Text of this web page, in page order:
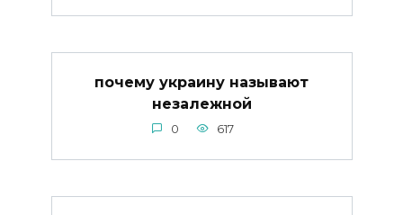
почему украину называют
незалежной
0 617